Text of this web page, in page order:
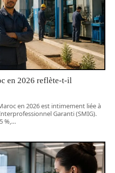
en 2026 reflète-t-il
en 2026 est intimement liée à
Garanti (SMIG).
%,…